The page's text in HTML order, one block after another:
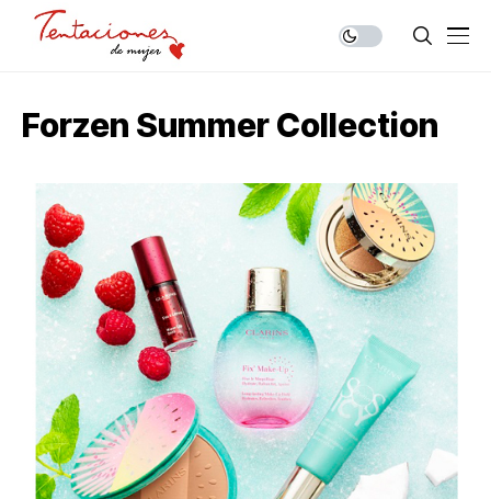
Forzen Summer Collection